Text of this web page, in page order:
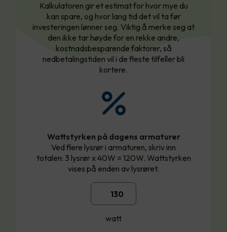
Kalkulatoren gir et estimat for hvor mye du
kan spare, og hvor lang tid det vil ta før
investeringen lønner seg. Viktig å merke seg at
den ikke tar høyde for en rekke andre,
kostnadsbesparende faktorer, så
nedbetalingstiden vil i de fleste tilfeller bli
kortere.
Wattstyrken på dagens armaturer
Ved flere lysrør i armaturen, skriv inn
totalen: 3 lysrør x 40W = 120W. Wattstyrken
vises på enden av lysrøret.
watt